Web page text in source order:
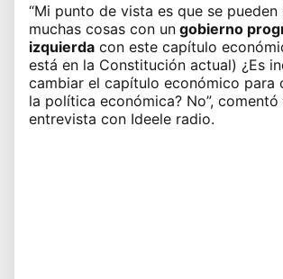
“Mi punto de vista es que se pueden
muchas cosas con un gobierno
izquierda con este capítulo
está en la Constitución actual) ¿Es
cambiar el capítulo económico para
la política económica? No”, comentó
entrevista con Ideele radio.